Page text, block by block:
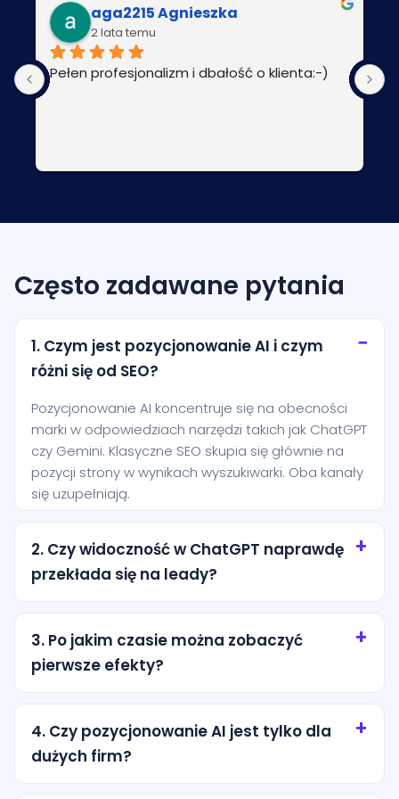
aga2215 Agnieszka
2 lata temu
Pełen profesjonalizm i dbałość o klienta:-)
Często zadawane pytania
1. Czym jest pozycjonowanie AI i czym
różni się od SEO?
Pozycjonowanie AI koncentruje się na obecności
marki w odpowiedziach narzędzi takich jak ChatGPT
czy Gemini. Klasyczne SEO skupia się głównie na
pozycji strony w wynikach wyszukiwarki. Oba kanały
się uzupełniają.
2. Czy widoczność w ChatGPT naprawdę
przekłada się na leady?
Tak, szczególnie przy zapytaniach o wysokiej
intencji. Użytkownik często pyta AI o rekomendację
konkretnej usługi i jest bliżej decyzji niż osoba, która
dopiero przegląda ogólne wyniki wyszukiwania.
3. Po jakim czasie można zobaczyć
pierwsze efekty?
Pierwsze efekty zwykle pojawiają się po kilku
tygodniach od wdrożenia podstaw. Trwalsze
rezultaty wymagają regularnej pracy nad treścią,
strukturą i autorytetem marki.
4. Czy pozycjonowanie AI jest tylko dla
dużych firm?
Nie. Dla lokalnych firm z miasta Kostrzyn to często